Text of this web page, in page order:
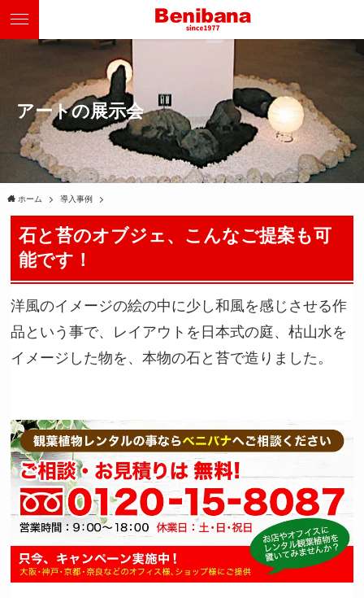
アートの展示会
ホーム 導入事例
石と苔のオブジェ、こんなご提案も可
能です！
洋風のイメージの絵の中に少し和風を感じさせる作
品という事で、レイアウトを日本式の庭、枯山水を
イメージした物を、本物の石と苔で造りました。